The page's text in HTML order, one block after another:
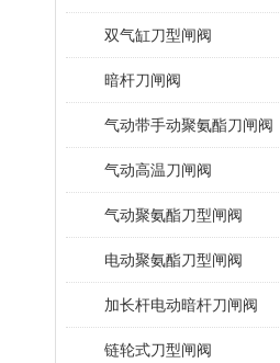
双气缸刀型闸阀
暗杆刀闸阀
气动带手动聚氨酯刀闸阀
气动高温刀闸阀
气动聚氨酯刀型闸阀
电动聚氨酯刀型闸阀
加长杆电动暗杆刀闸阀
链轮式刀型闸阀